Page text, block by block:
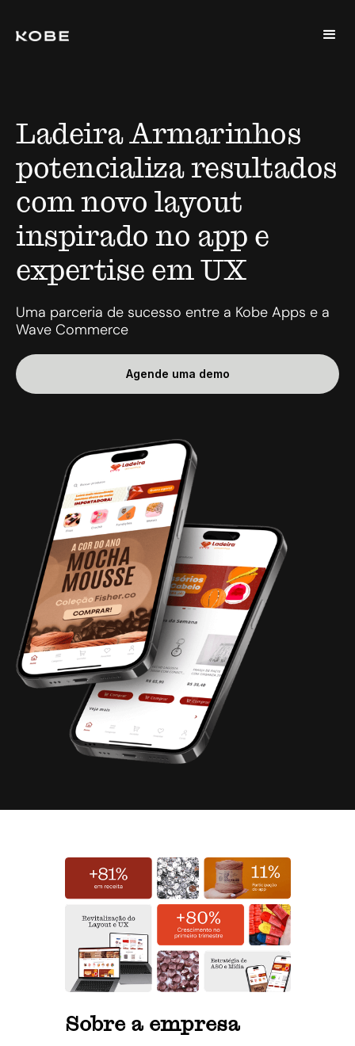
Ladeira Armarinhos
potencializa resultados
com novo layout
inspirado no app e
expertise em UX
Uma parceria de sucesso entre a Kobe Apps e a
Wave Commerce
Agende uma demo
Sobre a empresa